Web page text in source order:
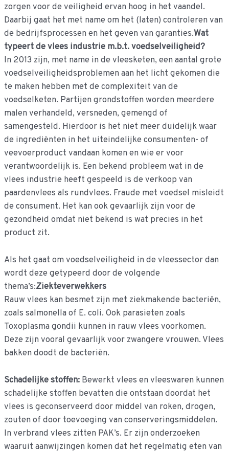
zorgen voor de veiligheid ervan hoog in het vaandel.
Daarbij gaat het met name om het (laten) controleren van
de bedrijfsprocessen en het geven van garanties.Wat
typeert de vlees industrie m.b.t. voedselveiligheid?
In 2013 zijn, met name in de vleesketen, een aantal grote
voedselveiligheidsproblemen aan het licht gekomen die
te maken hebben met de complexiteit van de
voedselketen. Partijen grondstoffen worden meerdere
malen verhandeld, versneden, gemengd of
samengesteld. Hierdoor is het niet meer duidelijk waar
de ingrediënten in het uiteindelijke consumenten- of
veevoerproduct vandaan komen en wie er voor
verantwoordelijk is. Een bekend probleem wat in de
vlees industrie heeft gespeeld is de verkoop van
paardenvlees als rundvlees. Fraude met voedsel misleidt
de consument. Het kan ook gevaarlijk zijn voor de
gezondheid omdat niet bekend is wat precies in het
product zit.
Als het gaat om voedselveiligheid in de vleessector dan
wordt deze getypeerd door de volgende
thema’s:Ziekteverwekkers
Rauw vlees kan besmet zijn met ziekmakende bacteriën,
zoals salmonella of E. coli. Ook parasieten zoals
Toxoplasma gondii kunnen in rauw vlees voorkomen.
Deze zijn vooral gevaarlijk voor zwangere vrouwen. Vlees
bakken doodt de bacteriën.
Schadelijke stoffen: Bewerkt vlees en vleeswaren kunnen
schadelijke stoffen bevatten die ontstaan doordat het
vlees is geconserveerd door middel van roken, drogen,
zouten of door toevoeging van conserveringsmiddelen.
In verbrand vlees zitten PAK’s. Er zijn onderzoeken
waaruit aanwijzingen komen dat het regelmatig eten van